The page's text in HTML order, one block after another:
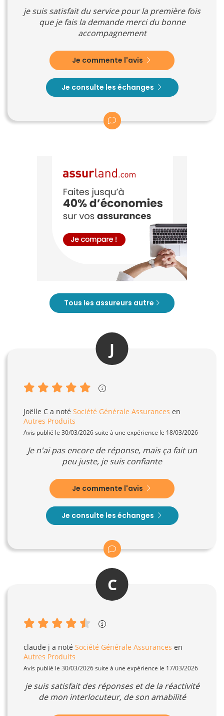
je suis satisfait du service pour la première fois
que je fais la demande merci du bonne
accompagnement
Je commente l'avis
Je consulte les échanges
Tous les assureurs autre
J
Joëlle C a noté Société Générale Assurances en
Autres Produits
Avis publié le 30/03/2026 suite à une expérience le 18/03/2026
Je n'ai pas encore de réponse, mais ça fait un
peu juste, je suis confiante
Je commente l'avis
Je consulte les échanges
C
claude j a noté Société Générale Assurances en
Autres Produits
Avis publié le 30/03/2026 suite à une expérience le 17/03/2026
je suis satisfait des réponses et de la réactivité
de mon interlocuteur, de son amabilité